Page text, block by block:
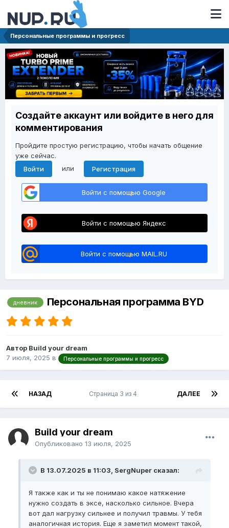
Персональные программы и прогресс
Создайте аккаунт или войдите в него для
комментирования
Пройдите простую регистрацию, чтобы начать общение
уже сейчас.
Войти
или Регистрация
Войти с помощью Google
Войти с помощью Яндекс
Войти с помощью MAIL.RU
дневник Персональная программа BYD
Автор Build your dream
7 июля, 2025 в Персональные программы и прогресс
НАЗАД ДАЛЕЕ
Страница 3 из 4
Build your dream
Опубликовано 13 июля, 2025
В 13.07.2025 в 11:03, SergNuper сказал:
Я также как и ты не понимаю какое натяжение
нужно создать в эксе, насколько сильное. Вчера
вот дал нагрузку сильнее и получил травмы. У тебя
аналогичная история. Еще я заметил момент такой,